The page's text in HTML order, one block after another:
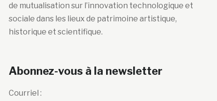
de mutualisation sur l’innovation technologique et
sociale dans les lieux de patrimoine artistique,
historique et scientifique.
Abonnez-vous à la newsletter
Courriel :